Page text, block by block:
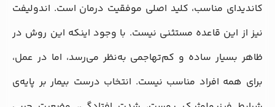
کاندیدای مناسب، کلید اصلی موفقیت درمان است. اندولیفت
نیز از این قاعده مستثنی نیست. با وجود اینکه این روش در
ظاهر بسیار ساده و کم‌تهاجمی به‌نظر می‌رسد، اما در عمل،
برای همه افراد مناسب نیست. انتخاب درست بیمار بر پایه‌ی